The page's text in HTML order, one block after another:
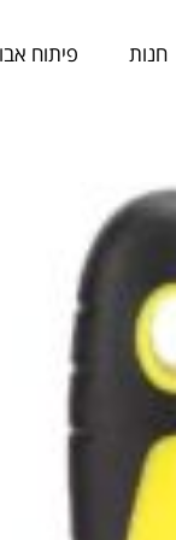
חנות פיתוח